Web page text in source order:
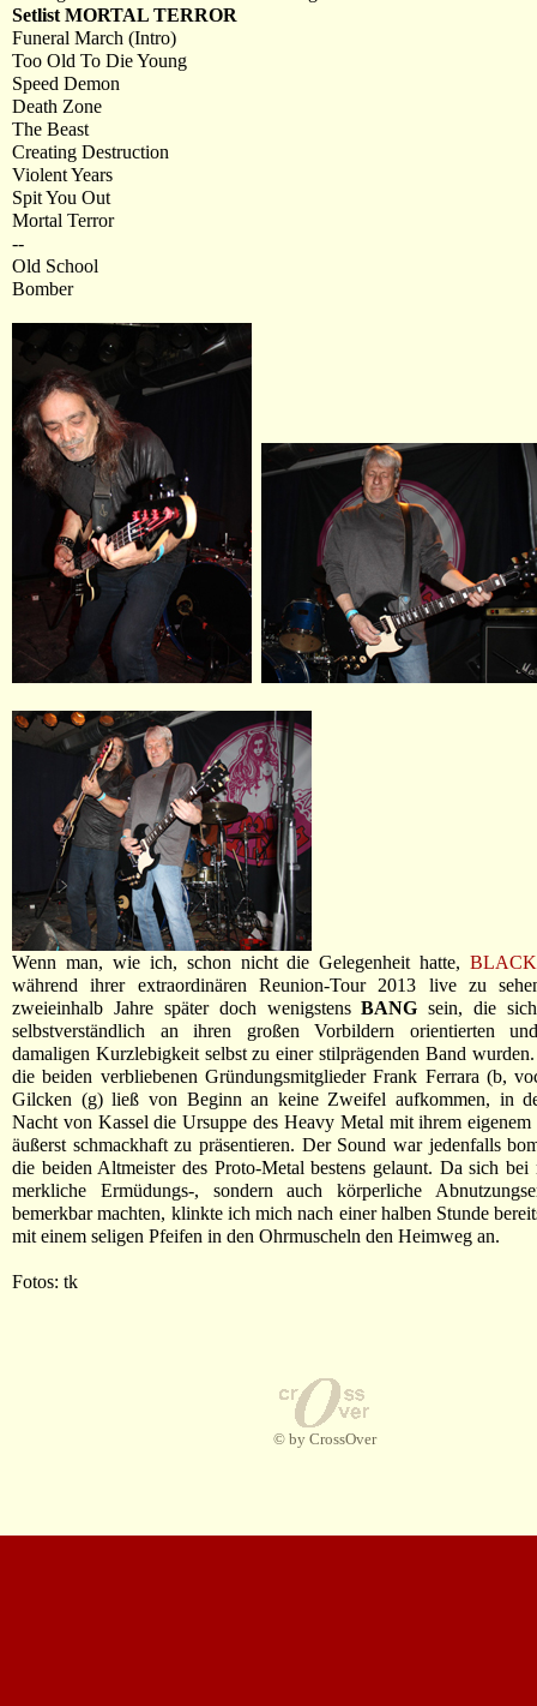
Setlist MORTAL TERROR
Funeral March (Intro)
Too Old To Die Young
Speed Demon
Death Zone
The Beast
Creating Destruction
Violent Years
Spit You Out
Mortal Terror
--
Old School
Bomber
Wenn man, wie ich, schon nicht die Gelegenheit hatte,
während ihrer extraordinären Reunion-Tour 2013 live zu
zweieinhalb Jahre später doch wenigstensBANG sein, die
selbstverständlich an ihren großen Vorbildern orientierten
damaligen Kurzlebigkeit selbst zu einer stilprägenden Band
die beiden verbliebenen Gründungsmitglieder Frank Ferrara (b,
Gilcken (g) ließ von Beginn an keine Zweifel aufkommen, in
Nacht von Kassel die Ursuppe des Heavy Metal mit ihrem eigenem
äußerst schmackhaft zu präsentieren. Der Sound war jedenfalls
die beiden Altmeister des Proto-Metal bestens gelaunt. Da sich
merkliche Ermüdungs-, sondern auch körperliche
bemerkbar machten, klinkte ich mich nach einer halben Stunde
mit einem seligen Pfeifen in den Ohrmuscheln den Heimweg an.
Fotos: tk
© by CrossOver